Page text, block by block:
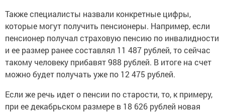
Также специалисты назвали конкретные цифры,
которые могут получить пенсионеры. Например, если
пенсионер получал страховую пенсию по инвалидности
и ее размер ранее составлял 11 487 рублей, то сейчас
такому человеку прибавят 988 рублей. В итоге на счет
можно будет получать уже по 12 475 рублей.
Если же речь идет о пенсии по старости, то, к примеру,
при ее декабрьском размере в 18 626 рублей новая